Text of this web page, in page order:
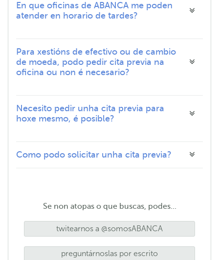
En que oficinas de ABANCA me poden
atender en horario de tardes?
Para xestións de efectivo ou de cambio
de moeda, podo pedir cita previa na
oficina ou non é necesario?
Necesito pedir unha cita previa para
hoxe mesmo, é posible?
Como podo solicitar unha cita previa?
Se non atopas o que buscas, podes...
twitearnos a @somosABANCA
preguntárnoslas por escrito